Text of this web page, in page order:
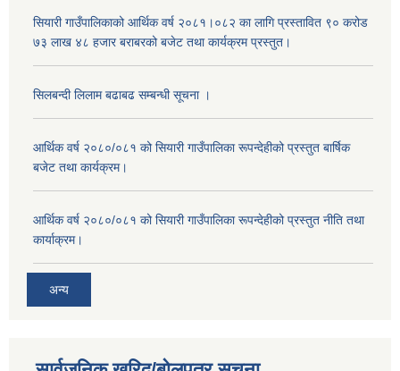
सियारी गाउँपालिकाको आर्थिक वर्ष २०८१।०८२ का लागि प्रस्तावित ९० करोड
७३ लाख ४८ हजार बराबरको बजेट तथा कार्यक्रम प्रस्तुत।
सिलबन्दी लिलाम बढाबढ सम्बन्धी सूचना ।
आर्थिक वर्ष २०८०/०८१ को सियारी गाउँपालिका रूपन्देहीको प्रस्तुत बार्षिक
बजेट तथा कार्यक्रम।
आर्थिक वर्ष २०८०/०८१ को सियारी गाउँपालिका रूपन्देहीको प्रस्तुत नीति तथा
कार्याक्रम।
अन्य